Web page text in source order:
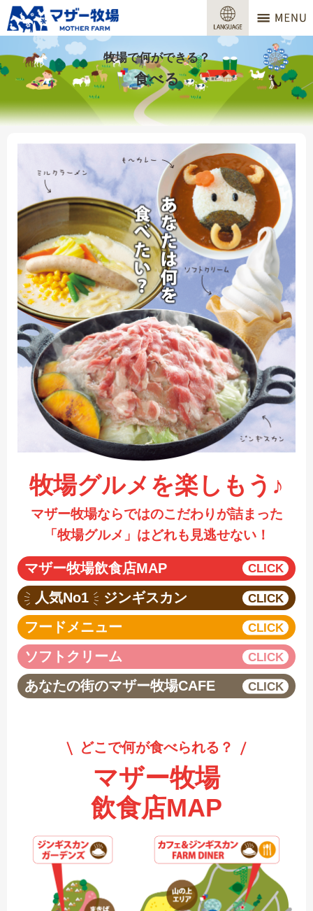
営業時間
料金
交通アクセス
サービスガイド
牧場で何ができる？
場内マップ
おすすめコース
団体プラン
採用情報
牧場で何ができる？
食べる
牧場グルメを楽しもう♪
マザー牧場ならではのこだわりが詰まった
「牧場グルメ」はどれも見逃せない！
マザー牧場飲食店MAP
人気No1
ジンギスカン
フードメニュー
ソフトクリーム
あなたの街のマザー牧場CAFE
どこで何が食べられる？
マザー牧場
飲食店MAP